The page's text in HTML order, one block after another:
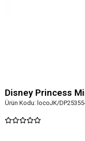
Disney Princess
Ürün Kodu: locoJK/